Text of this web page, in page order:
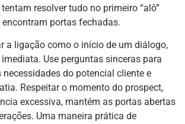
resolver tudo no primeiro “alô”
portas fechadas.
a ligação como o início de um diálogo,
Use perguntas sinceras para
necessidades do potencial cliente e
Respeitar o momento do prospect,
excessiva, mantém as portas abertas
Uma maneira prática de